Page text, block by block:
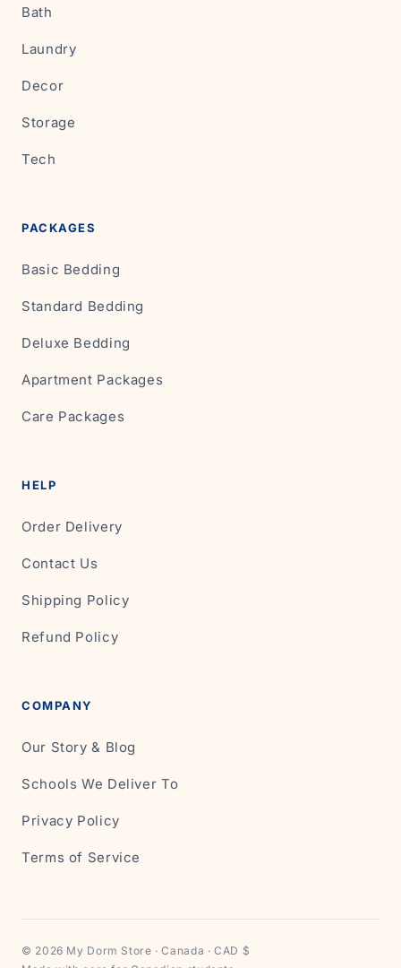
Bath
Laundry
Decor
Storage
Tech
PACKAGES
Basic Bedding
Standard Bedding
Deluxe Bedding
Apartment Packages
Care Packages
HELP
Order Delivery
Contact Us
Shipping Policy
Refund Policy
COMPANY
Our Story & Blog
Schools We Deliver To
Privacy Policy
Terms of Service
© 2026 My Dorm Store · Canada · CAD $